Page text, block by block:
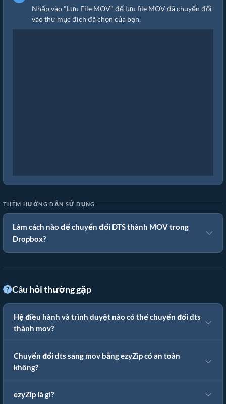
Nhấp vào "Lưu File MOV" để lưu file MOV đã chuyển đổi
vào thư mục đích đã chọn của bạn.
THÊM HƯỚNG DẪN SỬ DỤNG
Làm cách nào để chuyển đổi DTS thành MOV trong
Dropbox?
Câu hỏi thường gặp
Hệ điều hành và trình duyệt nào có thể chuyển đổi dts
thành mov?
Chuyển đổi dts sang mov bằng ezyZip có an toàn
không?
ezyZip là gì?